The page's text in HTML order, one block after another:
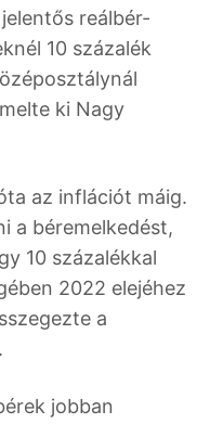
reálbér-
10 százalék
ki Nagy
az inflációt máig.
a béremelkedést,
10 százalékkal
2022 elejéhez
a
jobban